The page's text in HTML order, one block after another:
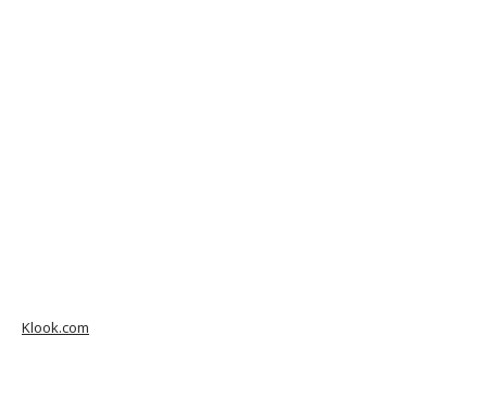
Klook.com